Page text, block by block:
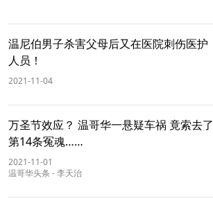
温尼伯男子杀害父母后又在医院刺伤医护
人员！
2021-11-04
万圣节效应？ 温哥华一悬疑车祸 竟索去了
第14条冤魂……
2021-11-01
温哥华头条 -李天治